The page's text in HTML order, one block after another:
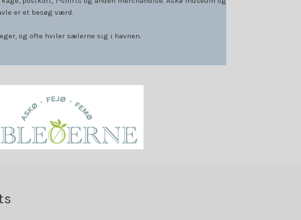
er et besøg værd.
og ofte hviler sælerne sig i havnen.